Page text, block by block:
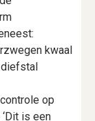
kwaal
diefstal
op
is een